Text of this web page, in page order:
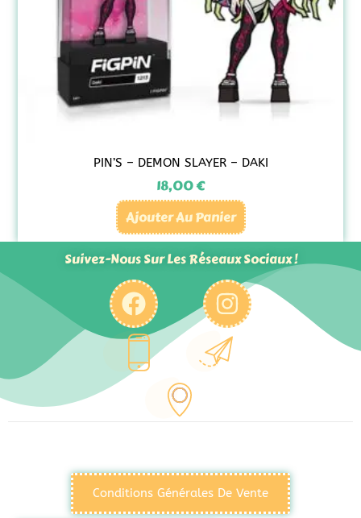
PIN’S – DEMON SLAYER – DAKI
18,00€
Ajouter Au Panier
Suivez-Nous Sur Les Réseaux Sociaux !
Conditions Générales De Vente